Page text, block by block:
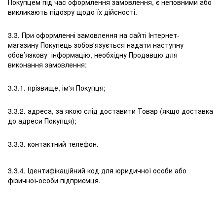
Покупцем під час оформлення замовлення, є неповними або
викликають підозру щодо їх дійсності.
3.3. При оформленні замовлення на сайті Інтернет-
магазину Покупець зобов'язується надати наступну
обов’язкову інформацію, необхідну Продавцю для
виконання замовлення:
3.3.1. прізвище, ім'я Покупця;
3.3.2. адреса, за якою слід доставити Товар (якщо доставка
до адреси Покупця);
3.3.3. контактний телефон.
3.3.4. Ідентифікаційний код для юридичної особи або
фізичної-особи підприємця.